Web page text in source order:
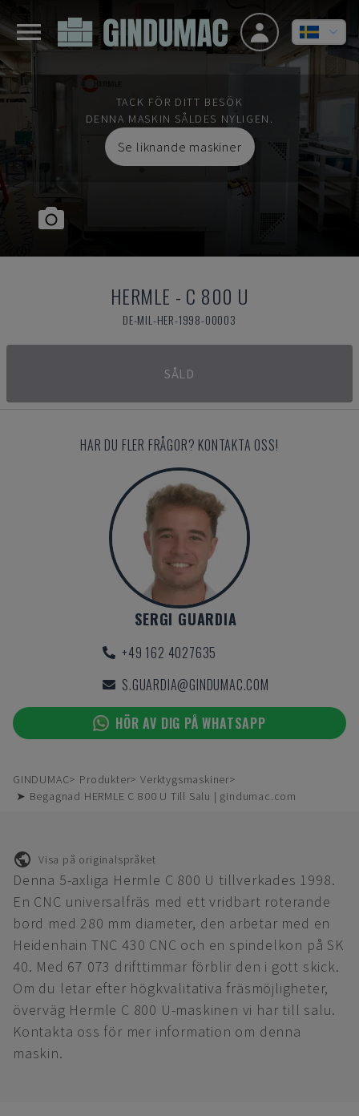
TACK FÖR DITT BESÖK
DENNA MASKIN SÅLDES NYLIGEN.
Se liknande maskiner
HERMLE - C 800 U
DE-MIL-HER-1998-00003
SÅLD
HAR DU FLER FRÅGOR? KONTAKTA OSS!
SERGI GUARDIA
+49 162 4027635
S.GUARDIA@GINDUMAC.COM
HÖR AV DIG PÅ WHATSAPP
GINDUMAC Produkter
Verktygsmaskiner
➤ Begagnad HERMLE C 800 U Till Salu | gindumac.com
Visa på originalspråket
Denna 5-axliga Hermle C 800 U tillverkades 1998.
En CNC universalfräs med ett vridbart roterande
bord med 280 mm diameter, den arbetar med en
Heidenhain TNC 430 CNC och en spindelkon på SK
40. Med 67 073 drifttimmar förblir den i gott skick.
Om du letar efter högkvalitativa fräsmöjligheter,
överväg Hermle C 800 U-maskinen vi har till salu.
Kontakta oss för mer information om denna
maskin.